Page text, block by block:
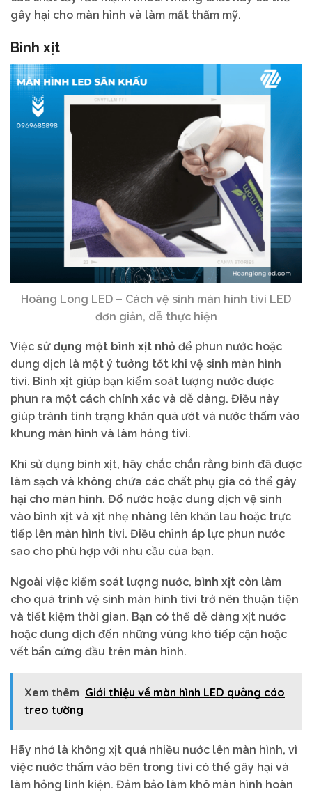
gây hại cho màn hình và làm mất thẩm mỹ.
Bình xịt
Hoàng Long LED – Cách vệ sinh màn hình tivi LED
đơn giản, dễ thực hiện
Việc sử dụng một bình xịt nhỏ để phun nước hoặc
dung dịch là một ý tưởng tốt khi vệ sinh màn hình
tivi. Bình xịt giúp bạn kiểm soát lượng nước được
phun ra một cách chính xác và dễ dàng. Điều này
giúp tránh tình trạng khăn quá ướt và nước thấm vào
khung màn hình và làm hỏng tivi.
Khi sử dụng bình xịt, hãy chắc chắn rằng bình đã được
làm sạch và không chứa các chất phụ gia có thể gây
hại cho màn hình. Đổ nước hoặc dung dịch vệ sinh
vào bình xịt và xịt nhẹ nhàng lên khăn lau hoặc trực
tiếp lên màn hình tivi. Điều chỉnh áp lực phun nước
sao cho phù hợp với nhu cầu của bạn.
Ngoài việc kiểm soát lượng nước, bình xịt còn làm
cho quá trình vệ sinh màn hình tivi trở nên thuận tiện
và tiết kiệm thời gian. Bạn có thể dễ dàng xịt nước
hoặc dung dịch đến những vùng khó tiếp cận hoặc
vết bẩn cứng đầu trên màn hình.
Xem thêm Giới thiệu về màn hình LED quảng cáo
treo tường
Hãy nhớ là không xịt quá nhiều nước lên màn hình, vì
việc nước thấm vào bên trong tivi có thể gây hại và
làm hỏng linh kiện. Đảm bảo làm khô màn hình hoàn